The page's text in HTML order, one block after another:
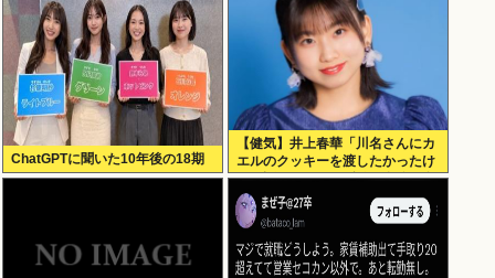
ChatGPTに聞いた10年後の18期
【健気】井上春華「川名さんにカ
エルのクッキーを渡したかったけ
ど、話しかけられず結局自分で食
べた」